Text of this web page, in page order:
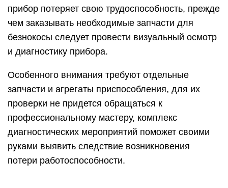
прибор потеряет свою трудоспособность, прежде
чем заказывать необходимые запчасти для
безнокосы следует провести визуальный осмотр
и диагностику прибора.
Особенного внимания требуют отдельные
запчасти и агрегаты приспособления, для их
проверки не придется обращаться к
профессиональному мастеру, комплекс
диагностических мероприятий поможет своими
руками выявить следствие возникновения
потери работоспособности.